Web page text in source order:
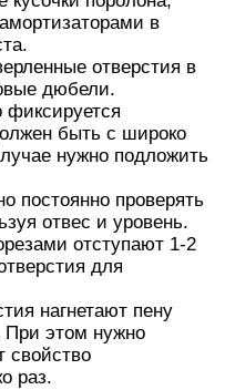
в
отверстия в
дюбели.
фиксируется
быть с широко
нужно подложить
постоянно проверять
отвес и уровень.
отступают 1-2
для
нагнетают пену
этом нужно
свойство
раз.